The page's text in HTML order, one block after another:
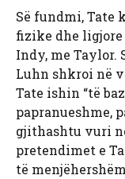
Së fundmi, Tate
fizike dhe ligjore
Indy, me Taylor.
Luhn shkroi në
Tate ishin “të
papranueshme,
gjithashtu vuri
pretendimet e
të